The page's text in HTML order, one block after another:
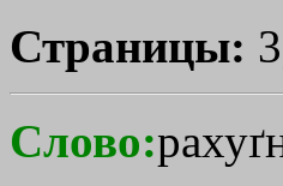
Страницы:
Слово: